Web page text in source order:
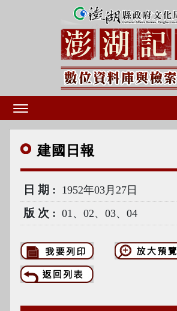
建國 日報
日期 1952年03月27日
版次 01、02、03、04